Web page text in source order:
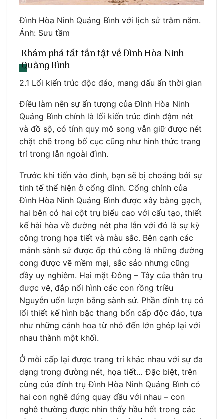
Đình Hòa Ninh Quảng Bình với lịch sử trăm năm.
Ảnh: Sưu tầm
Khám phá tất tần tật về Đình Hòa Ninh
Quảng Bình
2.1 Lối kiến trúc độc đáo, mang dấu ấn thời gian
Điều làm nên sự ấn tượng của Đình Hòa Ninh
Quảng Bình chính là lối kiến trúc đình đậm nét
và đồ sộ, có tính quy mô song vẫn giữ được nét
chặt chẽ trong bố cục cũng như hình thức trang
trí trong lẫn ngoài đình.
Trước khi tiến vào đình, bạn sẽ bị choáng bởi sự
tinh tế thể hiện ở cổng đình. Cổng chính của
Đình Hòa Ninh Quảng Bình được xây bằng gạch,
hai bên có hai cột trụ biểu cao với cấu tạo, thiết
kế hài hòa về đường nét pha lẫn với đó là sự kỳ
công trong họa tiết và màu sắc. Bên cạnh các
mảnh sành sứ được ốp thủ công là những đường
cong được vẽ mềm mại, sắc sảo nhưng cũng
đầy uy nghiêm. Hai mặt Đông – Tây của thân trụ
được vẽ, đắp nổi hình các con rồng triều
Nguyễn uốn lượn bằng sành sứ. Phần đỉnh trụ có
lối thiết kế hình bậc thang bốn cấp độc đáo, tựa
như những cánh hoa từ nhỏ đến lớn ghép lại với
nhau thành một khối.
Ở mỗi cấp lại được trang trí khác nhau với sự đa
dạng trong đường nét, họa tiết… Đặc biệt, trên
cùng của đỉnh trụ Đình Hòa Ninh Quảng Bình có
hai con nghê đứng quay đầu với nhau – con
nghê thường được nhìn thấy hầu hết trong các